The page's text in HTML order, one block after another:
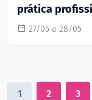
prática
27/05 a 28/05
1 2 3